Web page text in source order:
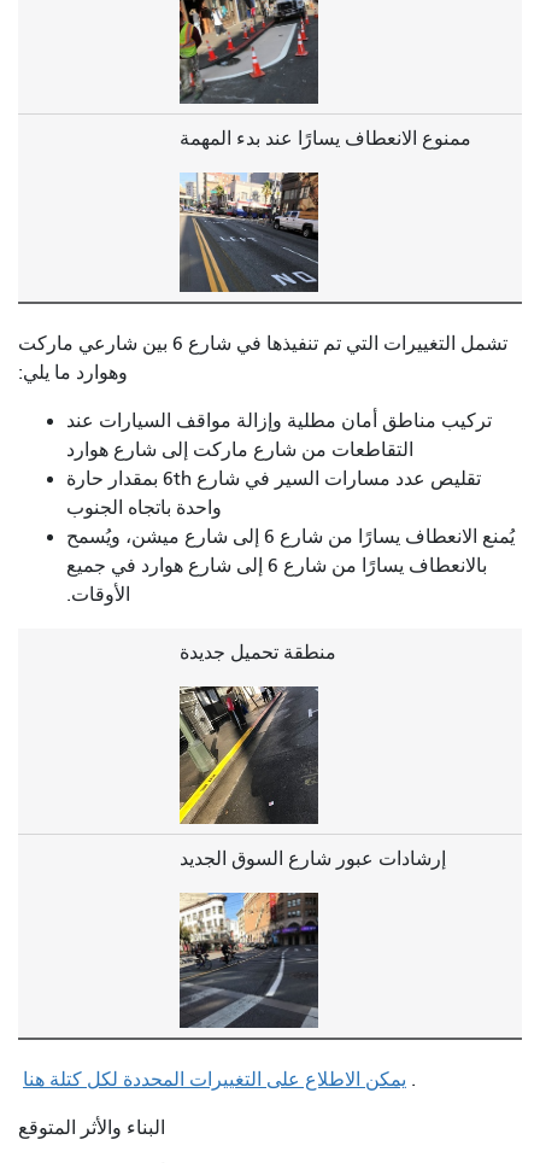
ممنوع الانعطاف يسارًا عند بدء المهمة
تشمل التغييرات التي تم تنفيذها في شارع 6 بين شارعي ماركت
وهوارد ما يلي:
تركيب مناطق أمان مطلية وإزالة مواقف السيارات عند
التقاطعات من شارع ماركت إلى شارع هوارد
تقليص عدد مسارات السير في شارع 6th بمقدار حارة
واحدة باتجاه الجنوب
يُمنع الانعطاف يسارًا من شارع 6 إلى شارع ميشن، ويُسمح
بالانعطاف يسارًا من شارع 6 إلى شارع هوارد في جميع
الأوقات.
منطقة تحميل جديدة
إرشادات عبور شارع السوق الجديد
يمكن الاطلاع على التغييرات المحددة لكل كتلة هنا .
البناء والأثر المتوقع